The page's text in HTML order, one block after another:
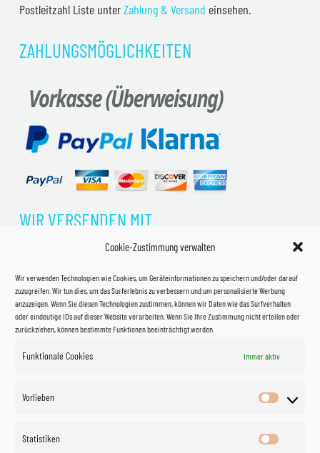
Cookie-Zustimmung verwalten
Wir verwenden Technologien wie Cookies, um Geräteinformationen zu speichern und/oder darauf
zuzugreifen. Wir tun dies, um das Surferlebnis zu verbessern und um personalisierte Werbung
anzuzeigen. Wenn Sie diesen Technologien zustimmen, können wir Daten wie das Surfverhalten
oder eindeutige IDs auf dieser Website verarbeiten. Wenn Sie Ihre Zustimmung nicht erteilen oder
zurückziehen, können bestimmte Funktionen beeinträchtigt werden.
Funktionale Cookies Immer aktiv
Vorlieben
Vorlieben
Statistiken
Postleitzahl Liste unterZahlung & Versand einsehen.
ZAHLUNGSMÖGLICHKEITEN
WIR VERSENDEN MIT